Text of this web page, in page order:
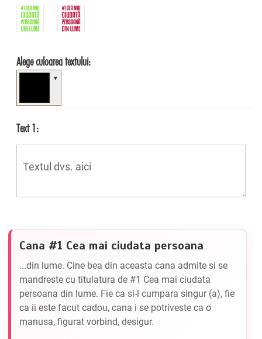
Alege culoarea textului:
▼
Text 1:
Cana #1 Cea mai ciudata persoana
...din lume. Cine bea din aceasta cana admite si se
mandreste cu titulatura de #1 Cea mai ciudata
persoana din lume. Fie ca si-l cumpara singur (a), fie
ca ii este facut cadou, cana i se potriveste ca o
manusa, figurat vorbind, desigur.